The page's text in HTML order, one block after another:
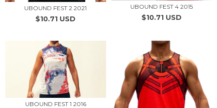
UBOUND FEST 2 2021
$10.71 USD
UBOUND FEST 4 2015
$10.71 USD
UBOUND FEST 1 2016